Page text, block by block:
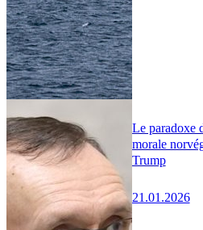
Le paradoxe
morale
Trump
21.01.2026